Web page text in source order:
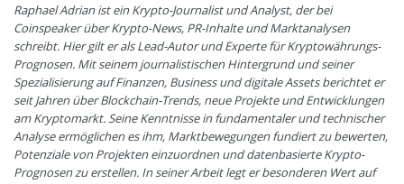
Raphael Adrian ist ein Krypto-Journalist und Analyst, der bei
Coinspeaker über Krypto-News, PR-Inhalte und Marktanalysen
schreibt. Hier gilt er als Lead-Autor und Experte für Kryptowährungs-
Prognosen. Mit seinem journalistischen Hintergrund und seiner
Spezialisierung auf Finanzen, Business und digitale Assets berichtet er
seit Jahren über Blockchain-Trends, neue Projekte und Entwicklungen
am Kryptomarkt. Seine Kenntnisse in fundamentaler und technischer
Analyse ermöglichen es ihm, Marktbewegungen fundiert zu bewerten,
Potenziale von Projekten einzuordnen und datenbasierte Krypto-
Prognosen zu erstellen. In seiner Arbeit legt er besonderen Wert auf